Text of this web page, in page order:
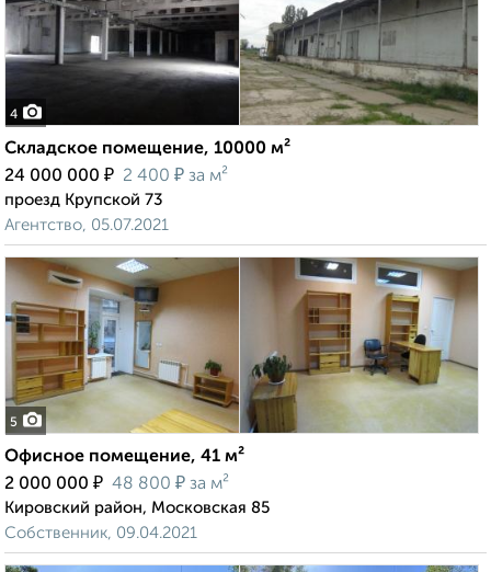
4
Складское помещение, 10000 м²
24 000 000 ₽ 2 400 ₽ за м²
проезд Крупской 73
Агентство, 05.07.2021
5
Офисное помещение, 41 м²
2 000 000 ₽ 48 800 ₽ за м²
Кировский район, Московская 85
Собственник, 09.04.2021